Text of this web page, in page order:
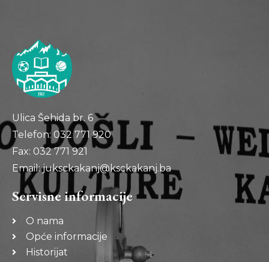
Ulica Šehida br. 6
Telefon: 032 771 920
Fax: 032 771 921
Email: juksckakanj@ksckakanj.ba
Servisne informacije
O nama
Opće informacije
Historijat